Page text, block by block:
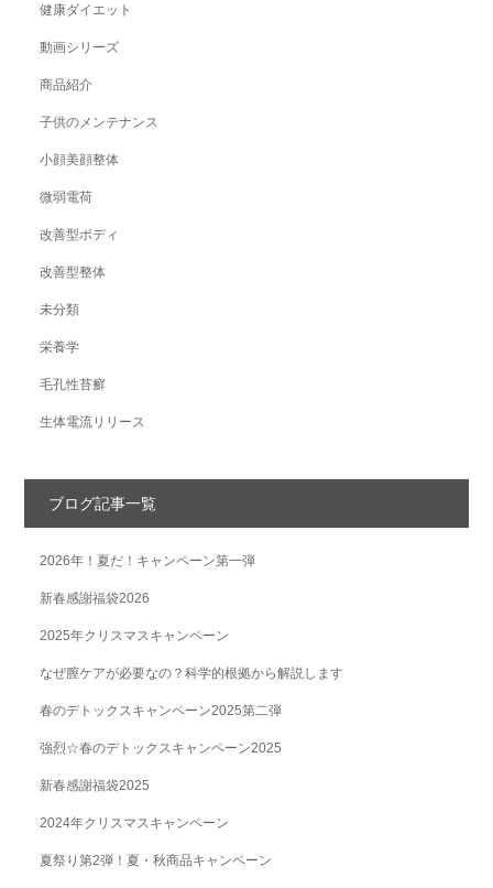
健康ダイエット
動画シリーズ
商品紹介
子供のメンテナンス
小顔美顔整体
微弱電荷
改善型ボディ
改善型整体
未分類
栄養学
毛孔性苔癬
生体電流リリース
ブログ記事一覧
2026年！夏だ！キャンペーン第一弾
新春感謝福袋2026
2025年クリスマスキャンペーン
なぜ膣ケアが必要なの？科学的根拠から解説します
春のデトックスキャンペーン2025第二弾
強烈☆春のデトックスキャンペーン2025
新春感謝福袋2025
2024年クリスマスキャンペーン
夏祭り第2弾！夏・秋商品キャンペーン